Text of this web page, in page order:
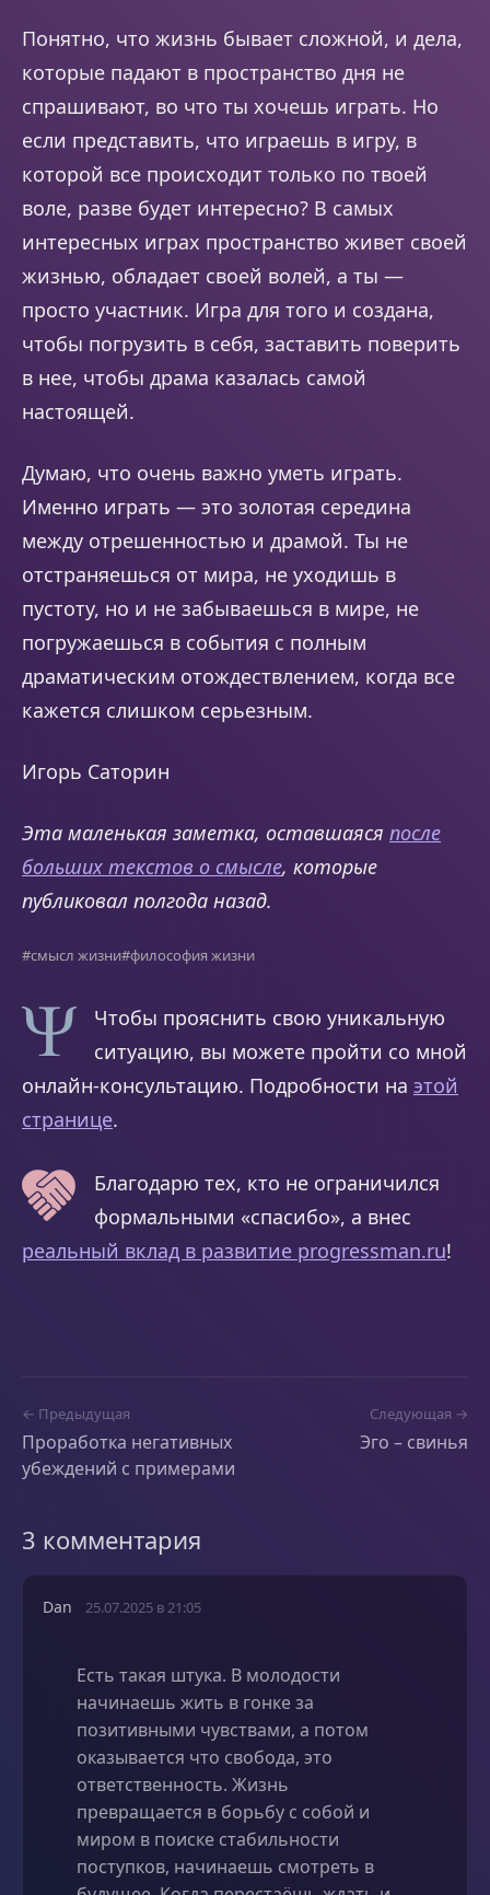
Понятно, что жизнь бывает сложной, и дела,
которые падают в пространство дня не
спрашивают, во что ты хочешь играть. Но
если представить, что играешь в игру, в
которой все происходит только по твоей
воле, разве будет интересно? В самых
интересных играх пространство живет своей
жизнью, обладает своей волей, а ты —
просто участник. Игра для того и создана,
чтобы погрузить в себя, заставить поверить
в нее, чтобы драма казалась самой
настоящей.
Думаю, что очень важно уметь играть.
Именно играть — это золотая середина
между отрешенностью и драмой. Ты не
отстраняешься от мира, не уходишь в
пустоту, но и не забываешься в мире, не
погружаешься в события с полным
драматическим отождествлением, когда все
кажется слишком серьезным.
Игорь Саторин
Эта маленькая заметка, оставшаяся после
больших текстов о смысле, которые
публиковал полгода назад.
#смысл жизни#философия жизни
Чтобы прояснить свою уникальную
ситуацию, вы можете пройти со мной
онлайн-консультацию. Подробности на этой
странице.
Благодарю тех, кто не ограничился
формальными «спасибо», а внес
реальный вклад в развитие progressman.ru!
← Предыдущая
Проработка негативных
убеждений с примерами
Следующая →
Эго – свинья
3 комментария
Dan 25.07.2025 в 21:05
Есть такая штука. В молодости
начинаешь жить в гонке за
позитивными чувствами, а потом
оказывается что свобода, это
ответственность. Жизнь
превращается в борьбу с собой и
миром в поиске стабильности
поступков, начинаешь смотреть в